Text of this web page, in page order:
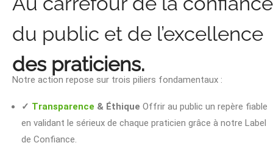
du public et de l’excellence
des praticiens.
Notre action repose sur trois piliers fondamentaux :
✓ Transparence & Éthique Offrir au public un repère fiable
en validant le sérieux de chaque praticien grâce à notre Label
de Confiance.